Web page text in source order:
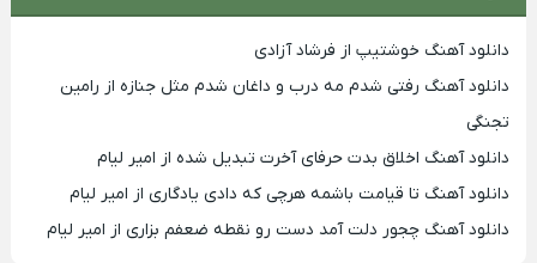
دانلود آهنگ خوشتیپ از فرشاد آزادی
دانلود آهنگ رفتی شدم مه درب و داغان شدم مثل جنازه از رامین
تجنگی
دانلود آهنگ اخلاق بدت حرفای آخرت تبدیل شده از امیر لیام
دانلود آهنگ تا قیامت باشمه هرچی که دادی یادگاری از امیر لیام
دانلود آهنگ چجور دلت آمد دست رو نقطه ضعفم بزاری از امیر لیام